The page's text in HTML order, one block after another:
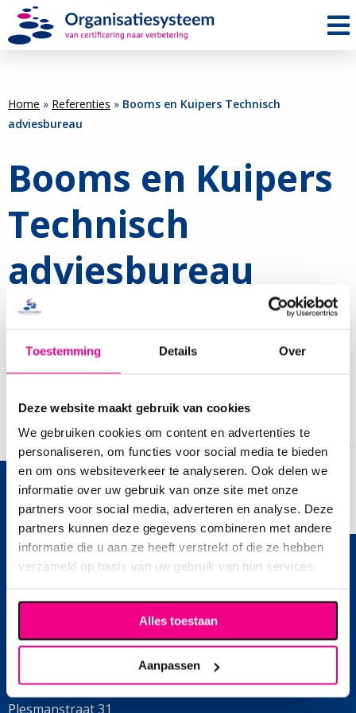
Toestemming Details Over
Deze website maakt gebruik van cookies
We gebruiken cookies om content en advertenties te
personaliseren, om functies voor social media te bieden
en om ons websiteverkeer te analyseren. Ook delen we
informatie over uw gebruik van onze site met onze
partners voor social media, adverteren en analyse. Deze
partners kunnen deze gegevens combineren met andere
informatie die u aan ze heeft verstrekt of die ze hebben
verzameld op basis van uw gebruik van hun services.
Alles toestaan
Aanpassen
Home » Referenties » Booms en Kuipers Technisch
adviesbureau
Booms en Kuipers
Technisch
adviesbureau
Test naam,
ISO 9001
Terug naar overzicht
Branches
Normen
Plesmanstraat 31